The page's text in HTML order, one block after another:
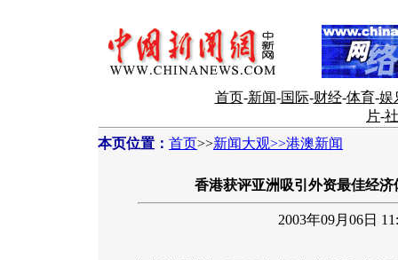
首页-新闻-国际-财经-体育-娱
片-
本页位置： 首页>>新闻大观>>港澳新闻
香港获评亚洲吸引外资最佳经
2003年09月06日